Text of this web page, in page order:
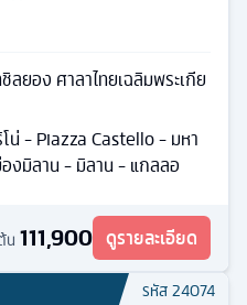
ยอง ศาลาไทยเฉลิมพระเกีย
น่ - Piazza Castello - มหา
งมิลาน - มิลาน - แกลลอ
น 111,900 ดูรายละเอียด
รหัส24074